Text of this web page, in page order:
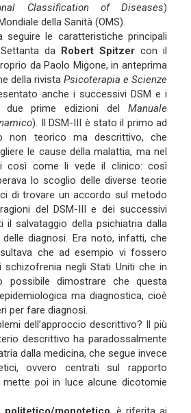
Classification of Diseases)
della Sanità (OMS).
seguire le caratteristiche principali
da Robert Spitzer con il
da Paolo Migone, in anteprima
della rivista Psicoterapia e Scienze
anche i successivi DSM e i
prime edizioni del Manuale
). Il DSM-III è stato il primo ad
non teorico ma descrittivo, che
le cause della malattia, ma nel
così come li vede il clinico: così
lo scoglio delle diverse teorie
di trovare un accordo sul metodo
del DSM-III e dei successivi
il salvataggio della psichiatria dalla
delle diagnosi. Era noto, infatti, che
che ad esempio vi fossero
schizofrenia negli Stati Uniti che in
possibile dimostrare che questa
ma diagnostica, cioè
per fare diagnosi.
dell’approccio descrittivo? Il più
descrittivo ha paradossalmente
dalla medicina, che segue invece
ovvero centrati sul rapporto
mette poi in luce alcune dicotomie